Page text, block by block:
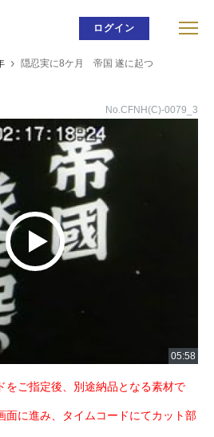
ログイン
隠忍実に8ケ月 帝国 遂に起つ
No.CFNH(C)-0079_3
ご指定後、別途納品となる素材で
に進み、タイムコードにてカット部